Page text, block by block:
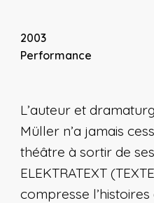
2003
Performance
L’auteur et
Müller n’a jamais
théâtre à sortir de
ELEKTRATEXT
compresse